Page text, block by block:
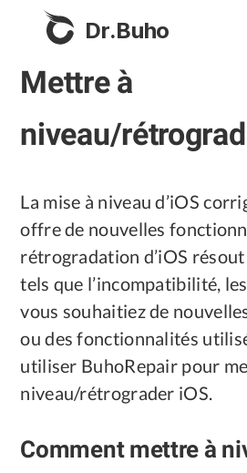
Dr.Buho
Accueil
Produits
BuhoUnlocker
BuhoRepair
BuhoNTFS
BuhoBarX
BuhoLaunchpad
Boutique
Blog
L'entreprise
À propos de nous
Support
Mettre à
niveau/
La mise à niveau d’iOS
offre de nouvelles
rétrogradation d’iOS
tels que l’incompatibilité,
vous souhaitiez de
ou des fonctionnalités
utiliser BuhoRepair pour
niveau/rétrograder iOS.
Comment mettre à